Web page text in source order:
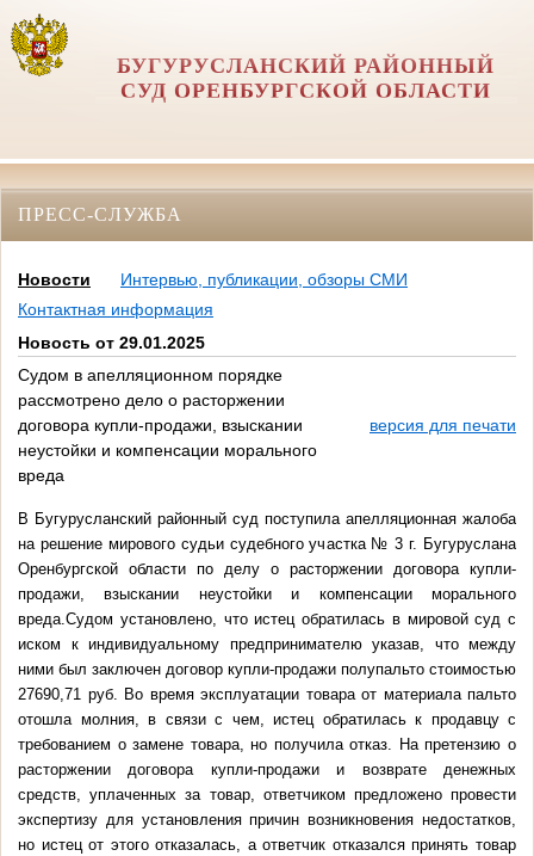
БУГУРУСЛАНСКИЙ РАЙОННЫЙ
СУД ОРЕНБУРГСКОЙ ОБЛАСТИ
ПРЕСС-СЛУЖБА
Новости
Интервью, публикации, обзоры СМИ
Контактная информация
Новость от 29.01.2025
Судом в апелляционном порядке
рассмотрено дело о расторжении
договора купли-продажи, взыскании
неустойки и компенсации морального
вреда
версия для печати
В Бугурусланский районный суд поступила апелляционная жалоба
на решение мирового судьи судебного участка № 3 г. Бугуруслана
Оренбургской области по делу о расторжении договора купли-
продажи, взыскании неустойки и компенсации морального
вреда.Судом установлено, что истец обратилась в мировой суд с
иском к индивидуальному предпринимателю указав, что между
ними был заключен договор купли-продажи полупальто стоимостью
27690,71 руб. Во время эксплуатации товара от материала пальто
отошла молния, в связи с чем, истец обратилась к продавцу с
требованием о замене товара, но получила отказ. На претензию о
расторжении договора купли-продажи и возврате денежных
средств, уплаченных за товар, ответчиком предложено провести
экспертизу для установления причин возникновения недостатков,
но истец от этого отказалась, а ответчик отказался принять товар